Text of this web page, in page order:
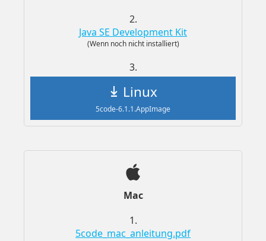
2.
Java SE Development Kit
(Wenn noch nicht installiert)
3.
Linux
5code-6.1.1.AppImage
Mac
1.
5code_mac_anleitung.pdf